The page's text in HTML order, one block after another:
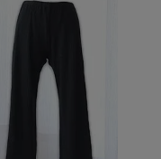
起毛/フランネル
カタログギフト